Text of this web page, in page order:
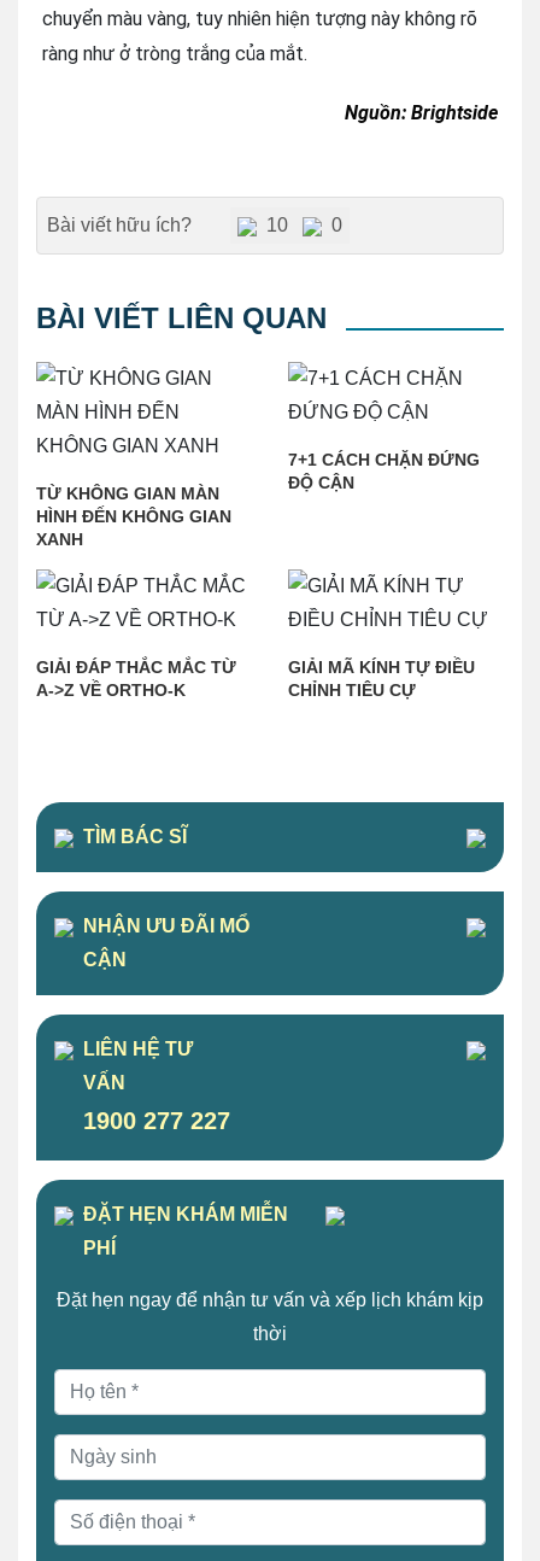
chuyển màu vàng, tuy nhiên hiện tượng này không rõ
ràng như ở tròng trắng của mắt.
Nguồn: Brightside
Bài viết hữu ích? 10 0
BÀI VIẾT LIÊN QUAN
TỪ KHÔNG GIAN MÀN
HÌNH ĐẾN KHÔNG GIAN
XANH
7+1 CÁCH CHẶN ĐỨNG
ĐỘ CẬN
GIẢI ĐÁP THẮC MẮC TỪ
A->Z VỀ ORTHO-K
GIẢI MÃ KÍNH TỰ ĐIỀU
CHỈNH TIÊU CỰ
TÌM BÁC SĨ
NHẬN ƯU ĐÃI MỔ
CẬN
LIÊN HỆ TƯ
VẤN
1900 277 227
ĐẶT HẸN KHÁM MIỄN
PHÍ
Đặt hẹn ngay để nhận tư vấn và xếp lịch khám kịp
thời